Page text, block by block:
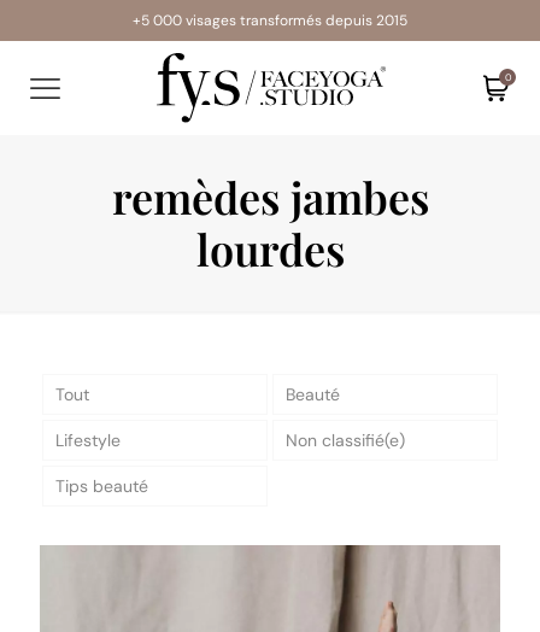
+5 000 visages transformés depuis 2015
0
remèdes jambes
lourdes
Tout Beauté
Lifestyle Non classifié(e)
Tips beauté